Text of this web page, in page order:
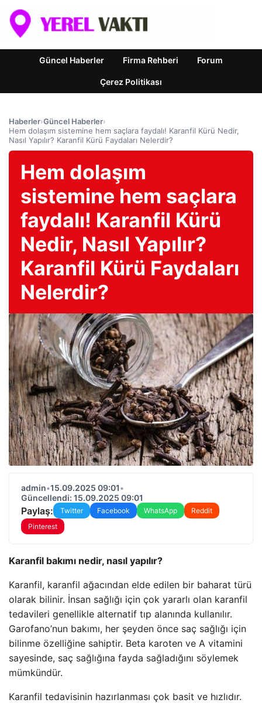
Güncel Haberler Firma Rehberi Forum
Çerez Politikası
Haberler›Güncel Haberler›
Hem dolaşım sistemine hem saçlara faydalı! Karanfil Kürü Nedir,
Nasıl Yapılır? Karanfil Kürü Faydaları Nelerdir?
Hem dolaşım
sistemine hem saçlara
faydalı! Karanfil Kürü
Nedir, Nasıl Yapılır?
Karanfil Kürü Faydaları
Nelerdir?
admin•15.09.2025 09:01•
Güncellendi: 15.09.2025 09:01
Paylaş: Twitter Facebook WhatsApp
Reddit
Pinterest
Karanfil bakımı nedir, nasıl yapılır?
Karanfil, karanfil ağacından elde edilen bir baharat türü
olarak bilinir. İnsan sağlığı için çok yararlı olan karanfil
tedavileri genellikle alternatif tıp alanında kullanılır.
Garofano’nun bakımı, her şeyden önce saç sağlığı için
bilinme özelliğine sahiptir. Beta karoten ve A vitamini
sayesinde, saç sağlığına fayda sağladığını söylemek
mümkündür.
Karanfil tedavisinin hazırlanması çok basit ve hızlıdır.